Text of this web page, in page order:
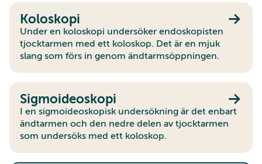
Koloskopi
Under en koloskopi undersöker endoskopisten
tjocktarmen med ett koloskop. Det är en mjuk
slang som förs in genom ändtarmsöppningen.
Sigmoideoskopi
I en sigmoideoskopisk undersökning är det enbart
ändtarmen och den nedre delen av tjocktarmen
som undersöks med ett koloskop.